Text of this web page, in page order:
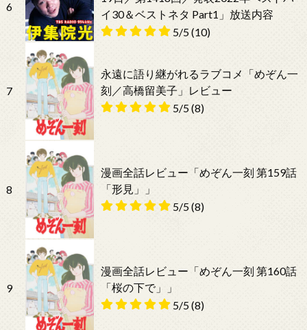
6
イ30＆ベストネタ Part1」放送内容
5/5(10)
7
永遠に語り継がれるラブコメ「めぞん一
刻／高橋留美子」レビュー
5/5(8)
8
漫画全話レビュー「めぞん一刻 第159話
「形見」」
5/5(8)
9
漫画全話レビュー「めぞん一刻 第160話
「桜の下で」」
5/5(8)